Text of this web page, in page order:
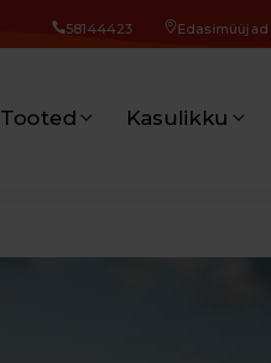
58144423 Edasimüüjad
Tooted Kasulikku